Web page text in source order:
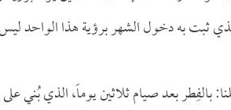
ثبت به دخول الشهر برؤية هذا الواحد
بالفِطر بعد صيام ثلاثين يوماً، الذي